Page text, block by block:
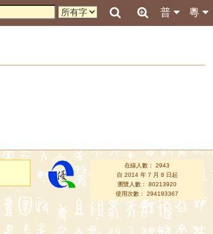
粵
普
在線人數： 2943
自 2014 年 7 月 8 日起
瀏覽人數： 80213920
使用次數： 294193367